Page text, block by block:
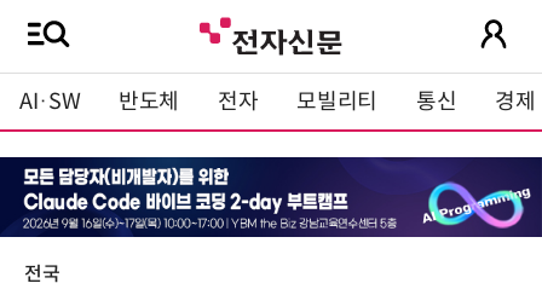
AI·SW 반도체 전자 모빌리티 통신 경제
전국